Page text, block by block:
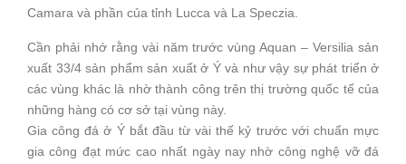
Camara và phần của tỉnh Lucca và La Speczia.
Cần phải nhớ rằng vài năm trước vùng Aquan – Versilia sản
xuất 33/4 sản phẩm sản xuất ở Ý và như vậy sự phát triển ở
các vùng khác là nhờ thành công trên thị trường quốc tế của
những hàng có cơ sở tại vùng này.
Gia công đá ở Ý bắt đầu từ vài thế kỷ trước với chuẩn mực
gia công đạt mức cao nhất ngày nay nhờ công nghệ vỡ đá